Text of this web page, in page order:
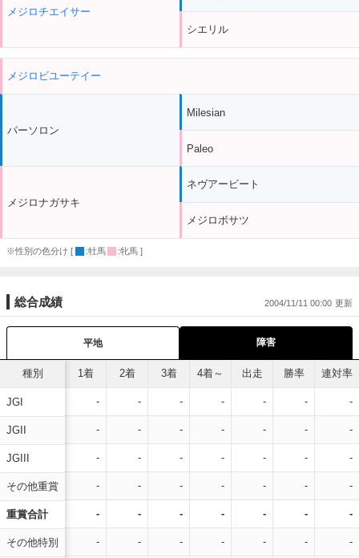
メジロチエイサー
シエリル
メジロビユーテイー
パーソロン
メジロナガサキ
Milesian
Paleo
ネヴアービート
メジロボサツ
※性別の色分け [ :牡馬 :牝馬 ]
総合成績 2004/11/11 00:00
平地 障害
種別
JGI
JGII
JGIII
その他重賞
重賞合計
その他特別
1着 2着 3着 4着～ 出走 勝率 連対率
- - - - - - -
- - - - - - -
- - - - - - -
- - - - - - -
- - - - - - -
- - - - - - -